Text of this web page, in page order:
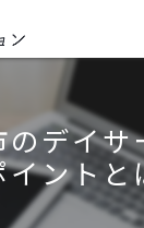
のデイサ
イントと